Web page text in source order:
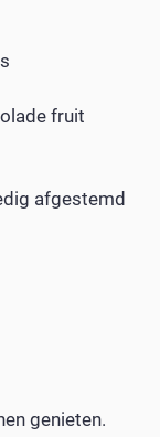
fruit
afgestemd
genieten.